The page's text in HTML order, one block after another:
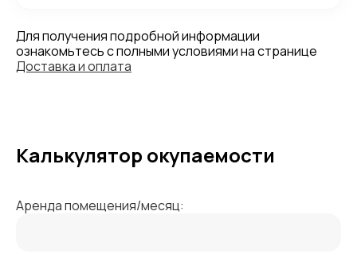
Для получения подробной информации
ознакомьтесь с полными условиями на странице
Доставка и оплата
Калькулятор окупаемости
Аренда помещения/месяц: